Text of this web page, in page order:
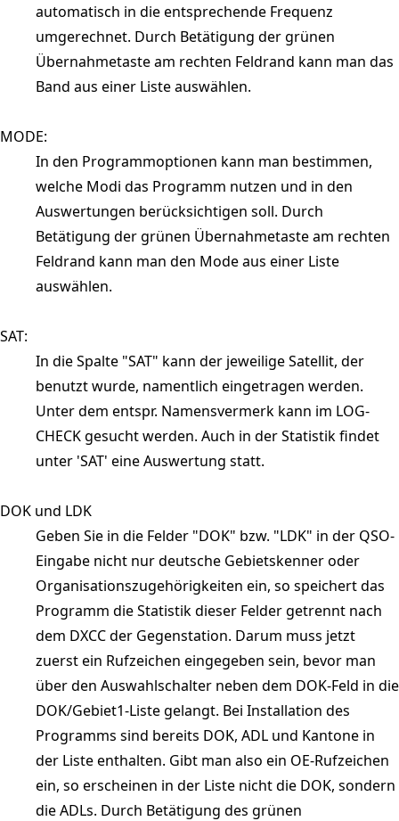
automatisch in die entsprechende Frequenz
umgerechnet. Durch Betätigung der grünen
Übernahmetaste am rechten Feldrand kann man das
Band aus einer Liste auswählen.
MODE:
In den Programmoptionen kann man bestimmen,
welche Modi das Programm nutzen und in den
Auswertungen berücksichtigen soll. Durch
Betätigung der grünen Übernahmetaste am rechten
Feldrand kann man den Mode aus einer Liste
auswählen.
SAT:
In die Spalte "SAT" kann der jeweilige Satellit, der
benutzt wurde, namentlich eingetragen werden.
Unter dem entspr. Namensvermerk kann im LOG-
CHECK gesucht werden. Auch in der Statistik findet
unter 'SAT' eine Auswertung statt.
DOK und LDK
Geben Sie in die Felder "DOK" bzw. "LDK" in der QSO-
Eingabe nicht nur deutsche Gebietskenner oder
Organisationszugehörigkeiten ein, so speichert das
Programm die Statistik dieser Felder getrennt nach
dem DXCC der Gegenstation. Darum muss jetzt
zuerst ein Rufzeichen eingegeben sein, bevor man
über den Auswahlschalter neben dem DOK-Feld in die
DOK/Gebiet1-Liste gelangt. Bei Installation des
Programms sind bereits DOK, ADL und Kantone in
der Liste enthalten. Gibt man also ein OE-Rufzeichen
ein, so erscheinen in der Liste nicht die DOK, sondern
die ADLs. Durch Betätigung des grünen